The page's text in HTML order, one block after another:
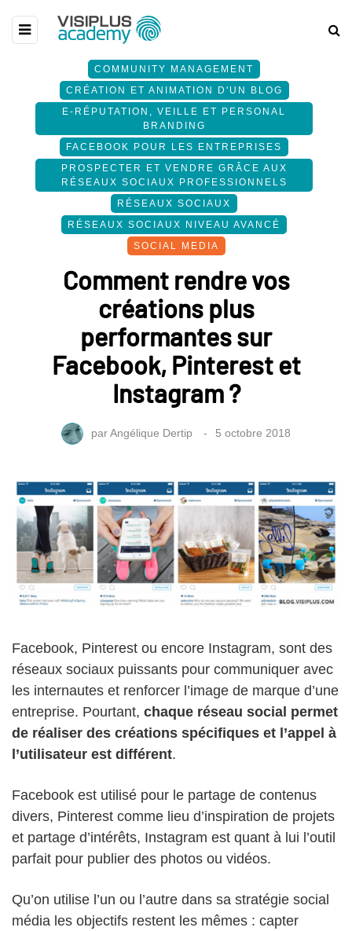
COMMUNITY MANAGEMENT
CRÉATION ET ANIMATION D'UN BLOG
E-RÉPUTATION, VEILLE ET PERSONAL
BRANDING
FACEBOOK POUR LES ENTREPRISES
PROSPECTER ET VENDRE GRÂCE AUX
RÉSEAUX SOCIAUX PROFESSIONNELS
RÉSEAUX SOCIAUX
RÉSEAUX SOCIAUX NIVEAU AVANCÉ
SOCIAL MEDIA
Comment rendre vos
créations plus
performantes sur
Facebook, Pinterest et
Instagram ?
parAngélique Dertip 5 octobre 2018
Facebook, Pinterest ou encore Instagram, sont des
réseaux sociaux puissants pour communiquer avec
les internautes et renforcer l’image de marque d’une
entreprise. Pourtant, chaque réseau social permet
de réaliser des créations spécifiques et l’appel à
l’utilisateur est différent.
Facebook est utilisé pour le partage de contenus
divers, Pinterest comme lieu d’inspiration de projets
et partage d’intérêts, Instagram est quant à lui l’outil
parfait pour publier des photos ou vidéos.
Qu’on utilise l’un ou l’autre dans sa stratégie social
média les objectifs restent les mêmes : capter